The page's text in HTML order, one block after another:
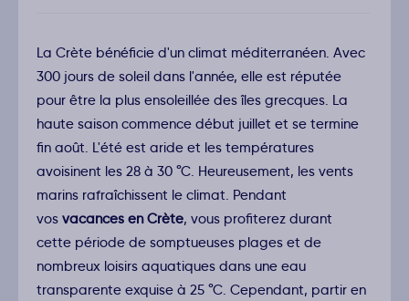
La Crète bénéficie d'un climat méditerranéen. Avec
300 jours de soleil dans l'année, elle est réputée
pour être la plus ensoleillée des îles grecques. La
haute saison commence début juillet et se termine
fin août. L'été est aride et les températures
avoisinent les 28 à 30 °C. Heureusement, les vents
marins rafraîchissent le climat. Pendant
vos vacances en Crète, vous profiterez durant
cette période de somptueuses plages et de
nombreux loisirs aquatiques dans une eau
transparente exquise à 25 °C. Cependant, partir en